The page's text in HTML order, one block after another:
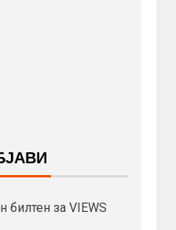
билтен за VIEWS